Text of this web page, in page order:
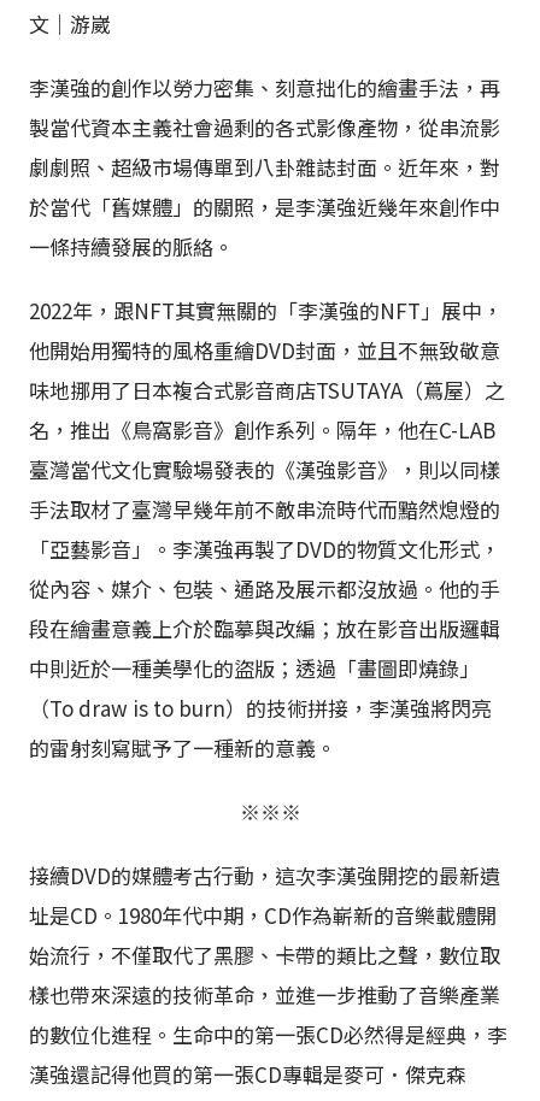
文｜游崴
李漢強的創作以勞力密集、刻意拙化的繪畫手法，再
製當代資本主義社會過剩的各式影像產物，從串流影
劇劇照、超級市場傳單到八卦雜誌封面。近年來，對
於當代「舊媒體」的關照，是李漢強近幾年來創作中
一條持續發展的脈絡。
2022年，跟NFT其實無關的「李漢強的NFT」展中，
他開始用獨特的風格重繪DVD封面，並且不無致敬意
味地挪用了日本複合式影音商店TSUTAYA（蔦屋）之
名，推出《鳥窩影音》創作系列。隔年，他在C-LAB
臺灣當代文化實驗場發表的《漢強影音》，則以同樣
手法取材了臺灣早幾年前不敵串流時代而黯然熄燈的
「亞藝影音」。李漢強再製了DVD的物質文化形式，
從內容、媒介、包裝、通路及展示都沒放過。他的手
段在繪畫意義上介於臨摹與改編；放在影音出版邏輯
中則近於一種美學化的盜版；透過「畫圖即燒錄」
（To draw is to burn）的技術拼接，李漢強將閃亮
的雷射刻寫賦予了一種新的意義。
※※※
接續DVD的媒體考古行動，這次李漢強開挖的最新遺
址是CD。1980年代中期，CD作為嶄新的音樂載體開
始流行，不僅取代了黑膠、卡帶的類比之聲，數位取
樣也帶來深遠的技術革命，並進一步推動了音樂產業
的數位化進程。生命中的第一張CD必然得是經典，李
漢強還記得他買的第一張CD專輯是麥可．傑克森